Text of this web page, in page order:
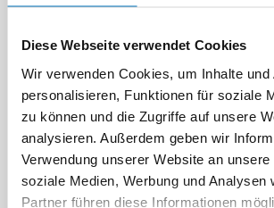
Diese Webseite verwendet Cookies
Wir verwenden Cookies, um Inhalte und
personalisieren, Funktionen für soziale
zu können und die Zugriffe auf unsere
analysieren. Außerdem geben wir
Verwendung unserer Website an
soziale Medien, Werbung und Analysen
Partner führen diese Informationen
Dieser Grundkurs beinhaltet die
Details